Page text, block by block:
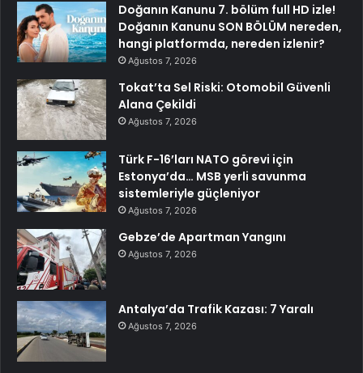
Doğanın Kanunu 7. bölüm full HD izle!
Doğanın Kanunu SON BÖLÜM nereden,
hangi platformda, nereden izlenir?
Ağustos 7, 2026
Tokat’ta Sel Riski: Otomobil Güvenli
Alana Çekildi
Ağustos 7, 2026
Türk F-16’ları NATO görevi için
Estonya’da… MSB yerli savunma
sistemleriyle güçleniyor
Ağustos 7, 2026
Gebze’de Apartman Yangını
Ağustos 7, 2026
Antalya’da Trafik Kazası: 7 Yaralı
Ağustos 7, 2026